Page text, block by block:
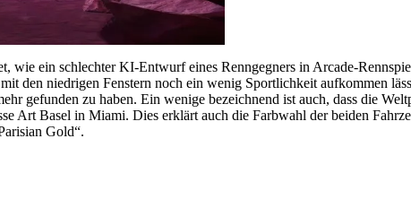
wie ein schlechter KI-Entwurf eines Renngegners in Arcade-
den niedrigen Fenstern noch ein wenig Sportlichkeit aufkommen
gefunden zu haben. Ein wenige bezeichnend ist auch, dass die
Art Basel in Miami. Dies erklärt auch die Farbwahl der beiden
Gold“.